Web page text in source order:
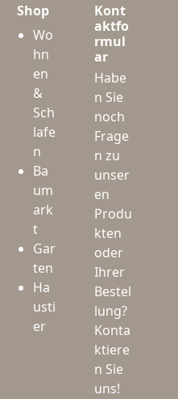
Shop
Wo
hn
en
&
Sch
lafe
n
Ba
um
ark
t
Gar
ten
Ha
usti
er
Kont
aktfo
rmul
ar
Habe
n Sie
noch
Frage
n zu
unser
en
Produ
kten
oder
Ihrer
Bestel
lung?
Konta
ktiere
n Sie
uns!